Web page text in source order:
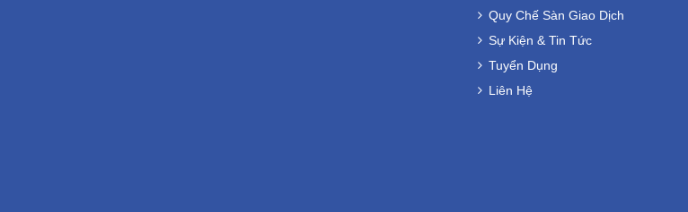
Quy Chế Sàn Giao Dịch
Sự Kiện & Tin Tức
Tuyển Dụng
Liên Hệ